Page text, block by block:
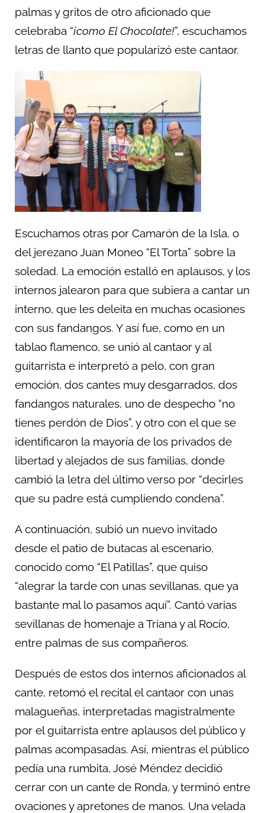
palmas y gritos de otro aficionado que
celebraba “¡como El Chocolate!”, escuchamos
letras de llanto que popularizó este cantaor.
Escuchamos otras por Camarón de la Isla, o
del jerezano Juan Moneo “El Torta” sobre la
soledad. La emoción estalló en aplausos, y los
internos jalearon para que subiera a cantar un
interno, que les deleita en muchas ocasiones
con sus fandangos. Y así fue, como en un
tablao flamenco, se unió al cantaor y al
guitarrista e interpretó a pelo, con gran
emoción, dos cantes muy desgarrados, dos
fandangos naturales, uno de despecho “no
tienes perdón de Dios”, y otro con el que se
identificaron la mayoría de los privados de
libertad y alejados de sus familias, donde
cambió la letra del último verso por “decirles
que su padre está cumpliendo condena”.
A continuación, subió un nuevo invitado
desde el patio de butacas al escenario,
conocido como “El Patillas”, que quiso
“alegrar la tarde con unas sevillanas, que ya
bastante mal lo pasamos aquí”. Cantó varias
sevillanas de homenaje a Triana y al Rocío,
entre palmas de sus compañeros.
Después de estos dos internos aficionados al
cante, retomó el recital el cantaor con unas
malagueñas, interpretadas magistralmente
por el guitarrista entre aplausos del público y
palmas acompasadas. Así, mientras el público
pedía una rumbita, José Méndez decidió
cerrar con un cante de Ronda, y terminó entre
ovaciones y apretones de manos. Una velada